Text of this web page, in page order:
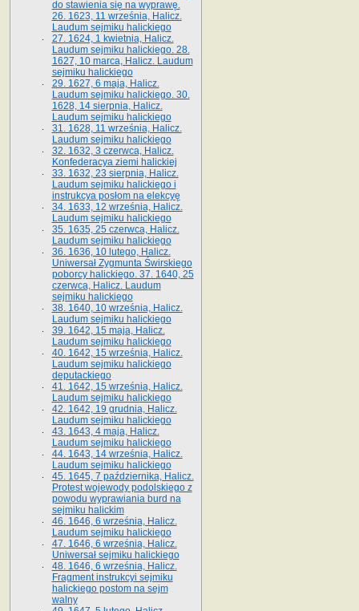
do stawienia się na wyprawę.
26. 1623, 11 września, Halicz.
Laudum sejmiku halickiego
27. 1624, 1 kwietnia, Halicz.
Laudum sejmiku halickiego. 28.
1627, 10 marca, Halicz. Laudum
sejmiku halickiego
29. 1627, 6 maja, Halicz.
Laudum sejmiku halickiego. 30.
1628, 14 sierpnia, Halicz.
Laudum sejmiku halickiego
31. 1628, 11 września, Halicz.
Laudum sejmiku halickiego
32. 1632, 3 czerwca, Halicz.
Konfederacya ziemi halickiej
33. 1632, 23 sierpnia, Halicz.
Laudum sejmiku halickiego i
instrukcya posłom na elekcyę
34. 1633, 12 września, Halicz.
Laudum sejmiku halickiego
35. 1635, 25 czerwca, Halicz.
Laudum sejmiku halickiego
36. 1636, 10 lutego, Halicz.
Uniwersał Zygmunta Świrskiego
poborcy halickiego. 37. 1640, 25
czerwca, Halicz. Laudum
sejmiku halickiego
38. 1640, 10 września, Halicz.
Laudum sejmiku halickiego
39. 1642, 15 maja, Halicz.
Laudum sejmiku halickiego
40. 1642, 15 września, Halicz.
Laudum sejmiku halickiego
deputackiego
41. 1642, 15 września, Halicz.
Laudum sejmiku halickiego
42. 1642, 19 grudnia, Halicz.
Laudum sejmiku halickiego
43. 1643, 4 maja, Halicz.
Laudum sejmiku halickiego
44. 1643, 14 września, Halicz.
Laudum sejmiku halickiego
45. 1645, 7 października, Halicz.
Protest wojewody podolskiego z
powodu wyprawiania burd na
sejmiku halickim
46. 1646, 6 września, Halicz.
Laudum sejmiku halickiego
47. 1646, 6 września, Halicz.
Uniwersał sejmiku halickiego
48. 1646, 6 września, Halicz.
Fragment instrukcyi sejmiku
halickiego postom na sejm
walny